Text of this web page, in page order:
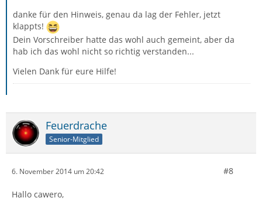
danke für den Hinweis, genau da lag der Fehler, jetzt
klappts!
Dein Vorschreiber hatte das wohl auch gemeint, aber da
hab ich das wohl nicht so richtig verstanden...
Vielen Dank für eure Hilfe!
Feuerdrache
Senior-Mitglied
6. November 2014 um 20:42 #8
Hallo cawero,